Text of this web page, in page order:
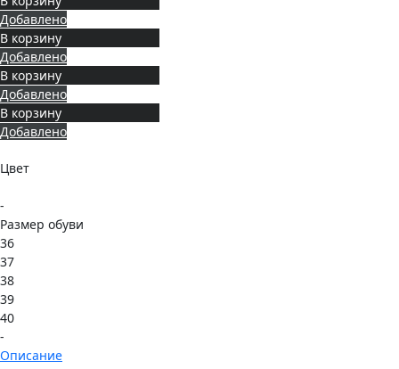
Добавлено
В корзину
Добавлено
В корзину
Добавлено
В корзину
Добавлено
Цвет
-
Размер обуви
36
37
38
39
40
-
Описание